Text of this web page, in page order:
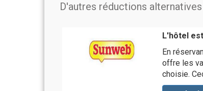
D'autres réductions
L'hôtel
En
offre les
choisie.